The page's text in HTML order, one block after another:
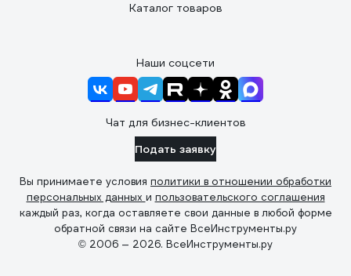
Каталог товаров
Наши соцсети
Чат для бизнес-клиентов
Подать заявку
Вы принимаете условия политики в отношении обработки
персональных данных и пользовательского соглашения
каждый раз, когда оставляете свои данные в любой форме
обратной связи на сайте ВсеИнструменты.ру
© 2006 — 2026. ВсеИнструменты.ру